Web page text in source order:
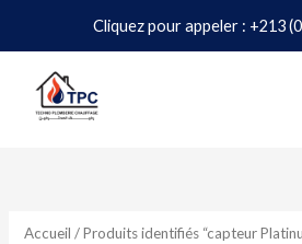
Cliquez pour appeler : +213
contenu
Accueil / Produits identifiés “capteur